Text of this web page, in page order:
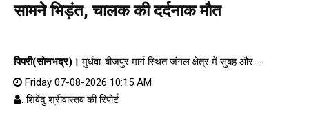
सामने भिड़ंत, चालक की दर्दनाक मौत
पिपरी(सोनभद्र)। मुर्धवा-बीजपुर मार्ग स्थित जंगल क्षेत्र में सुबह और....
Friday 07-08-2026 10:15 AM
: शिवेंदु श्रीवास्तव की रिपोर्ट